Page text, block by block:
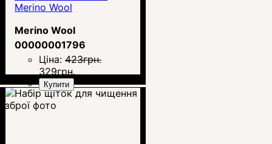
Merino Wool
Merino Wool
00000001796
Ціна: 423грн.
329грн.
Купити